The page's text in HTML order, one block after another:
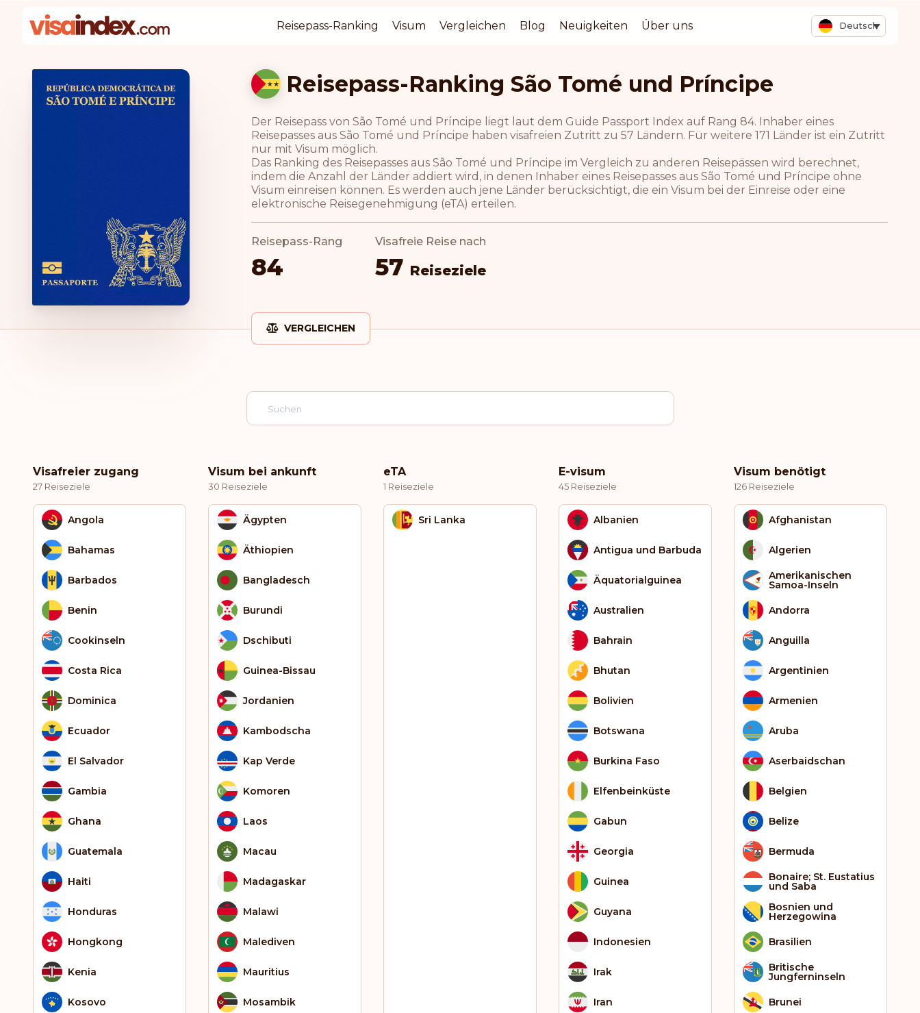
Deutsch
Reisepass-Ranking Visum Vergleichen Blog Neuigkeiten Über uns
Reisepass-Ranking São Tomé und Príncipe
Der Reisepass von São Tomé und Príncipe liegt laut dem Guide Passport Index auf Rang 84. Inhaber eines
Reisepasses aus São Tomé und Príncipe haben visafreien Zutritt zu 57 Ländern. Für weitere 171 Länder ist ein Zutritt
nur mit Visum möglich.
Das Ranking des Reisepasses aus São Tomé und Príncipe im Vergleich zu anderen Reisepässen wird berechnet,
indem die Anzahl der Länder addiert wird, in denen Inhaber eines Reisepasses aus São Tomé und Príncipe ohne
Visum einreisen können. Es werden auch jene Länder berücksichtigt, die ein Visum bei der Einreise oder eine
elektronische Reisegenehmigung (eTA) erteilen.
Reisepass-Rang
84
Visafreie Reise nach
57 Reiseziele
VERGLEICHEN
Visafreier zugang
27 Reiseziele
Angola
Bahamas
Barbados
Benin
Cookinseln
Costa Rica
Dominica
Ecuador
El Salvador
Gambia
Ghana
Guatemala
Haiti
Honduras
Hongkong
Kenia
Kosovo
Visum bei ankunft
30 Reiseziele
Ägypten
Äthiopien
Bangladesch
Burundi
Dschibuti
Guinea-Bissau
Jordanien
Kambodscha
Kap Verde
Komoren
Laos
Macau
Madagaskar
Malawi
Malediven
Mauritius
Mosambik
eTA
1 Reiseziele
Sri Lanka
E-visum
45 Reiseziele
Albanien
Antigua und Barbuda
Äquatorialguinea
Australien
Bahrain
Bhutan
Bolivien
Botswana
Burkina Faso
Elfenbeinküste
Gabun
Georgia
Guinea
Guyana
Indonesien
Irak
Iran
Visum benötigt
126 Reiseziele
Afghanistan
Algerien
Amerikanischen
Samoa-Inseln
Andorra
Anguilla
Argentinien
Armenien
Aruba
Aserbaidschan
Belgien
Belize
Bermuda
Bonaire; St. Eustatius
und Saba
Bosnien und
Herzegowina
Brasilien
Britische
Jungferninseln
Brunei